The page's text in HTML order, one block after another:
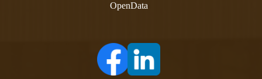
OpenData
(otvára sa v novom tabe)
(otvára sa v novom tabe)